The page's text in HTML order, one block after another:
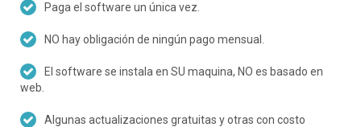
Paga el software un única vez.
NO hay obligación de ningún pago mensual.
El software se instala en SU maquina, NO es basado en
web.
Algunas actualizaciones gratuitas y otras con costo